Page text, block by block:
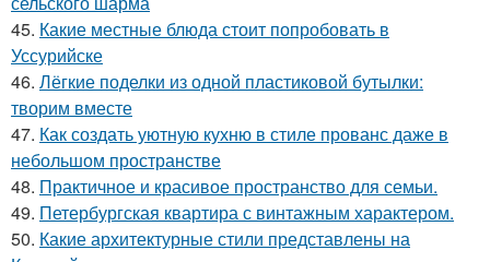
45. Какие местные блюда стоит попробовать в
Уссурийске
46. Лёгкие поделки из одной пластиковой бутылки:
творим вместе
47. Как создать уютную кухню в стиле прованс даже в
небольшом пространстве
48. Практичное и красивое пространство для семьи.
49. Петербургская квартира с винтажным характером.
50. Какие архитектурные стили представлены на